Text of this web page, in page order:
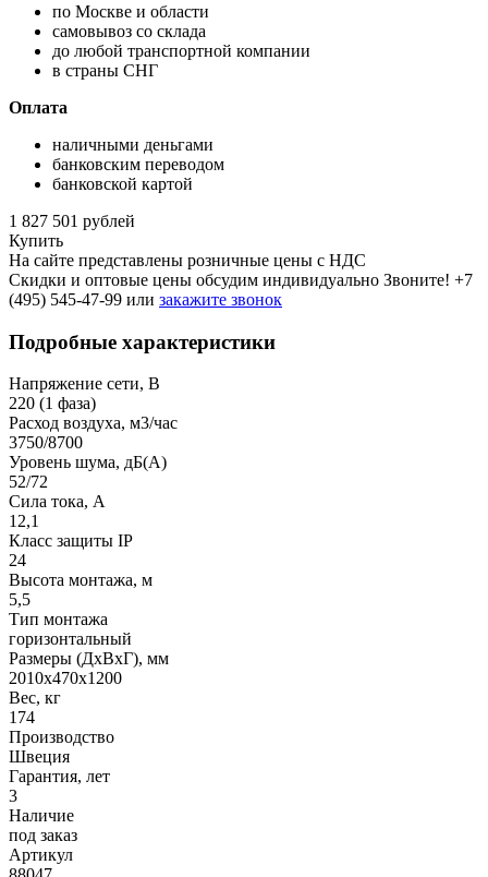
по Москве и области
самовывоз со склада
до любой транспортной компании
в страны СНГ
Оплата
наличными деньгами
банковским переводом
банковской картой
1 827 501 рублей
Купить
На сайте представлены розничные цены с НДС
Скидки и оптовые цены обсудим индивидуально Звоните! +7
(495) 545-47-99 или закажите звонок
Подробные характеристики
Напряжение сети, В
220 (1 фаза)
Расход воздуха, м3/час
3750/8700
Уровень шума, дБ(A)
52/72
Сила тока, A
12,1
Класс защиты IP
24
Высота монтажа, м
5,5
Тип монтажа
горизонтальный
Размеры (ДхВхГ), мм
2010x470x1200
Вес, кг
174
Производство
Швеция
Гарантия, лет
3
Наличие
под заказ
Артикул